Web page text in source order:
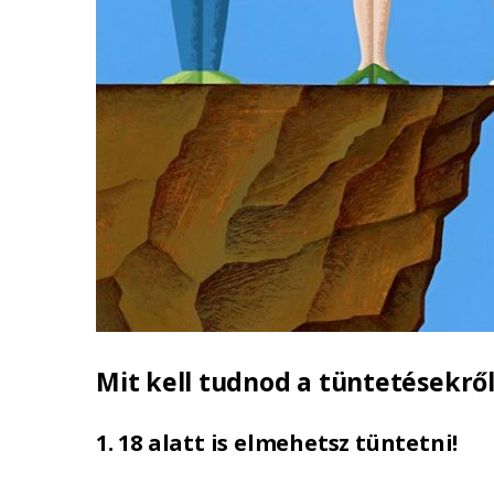
Mit kell tudnod a
1. 18 alatt is elmehetsz tüntetni!